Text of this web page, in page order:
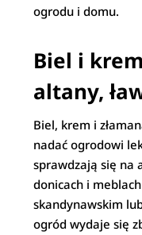
ogrodu i domu.
Biel i
altany,
Biel, krem i
nadać ogrodowi
sprawdzają się na
donicach i
skandynawskim
ogród wydaje się